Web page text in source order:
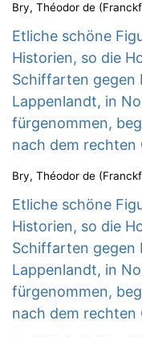
Bry, Théodor de (
Etliche schöne
Historien, so die
Schiffarten gegen
Lappenlandt, in
fürgenommen,
nach dem rechten
Bry, Théodor de (
Etliche schöne
Historien, so die
Schiffarten gegen
Lappenlandt, in
fürgenommen,
nach dem rechten